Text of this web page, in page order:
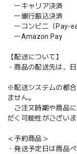
ーキャリア決済
ー銀行振込決済
ーコンビニ（Pay-
ーAmazon Pay
【配送について】
・商品の配送先は、
※配送システムの都
ません。
ご注文時期や商品に
だく可能性がございま
＜予約商品＞
・発送予定日は商品